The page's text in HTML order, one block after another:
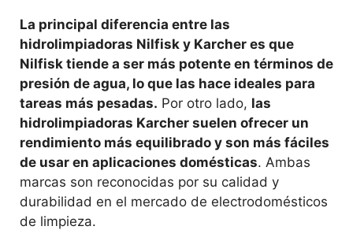
La principal diferencia entre las
hidrolimpiadoras Nilfisk y Karcher es que
Nilfisk tiende a ser más potente en términos de
presión de agua, lo que las hace ideales para
tareas más pesadas. Por otro lado, las
hidrolimpiadoras Karcher suelen ofrecer un
rendimiento más equilibrado y son más fáciles
de usar en aplicaciones domésticas. Ambas
marcas son reconocidas por su calidad y
durabilidad en el mercado de electrodomésticos
de limpieza.